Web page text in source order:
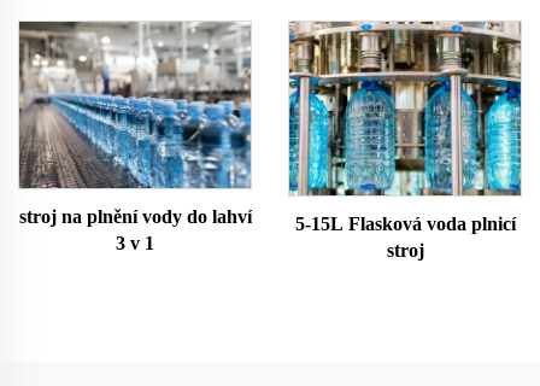
stroj na plnění vody do lahví
3 v 1
5-15L Flasková voda plnicí
stroj